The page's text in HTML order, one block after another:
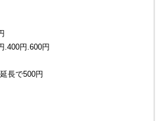
.400円.600円
長で500円